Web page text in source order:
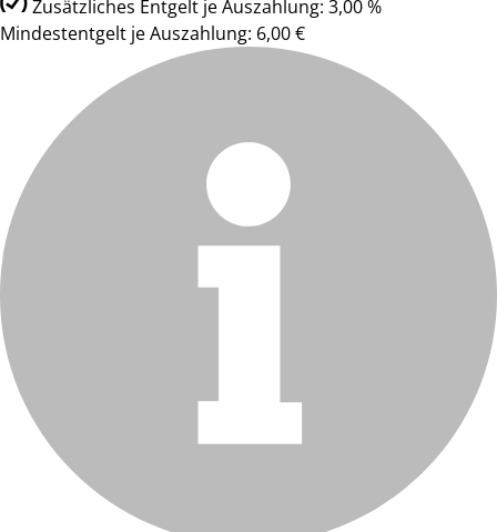
Zusätzliches Entgelt je Auszahlung: 3,00 %
Mindestentgelt je Auszahlung: 6,00 €